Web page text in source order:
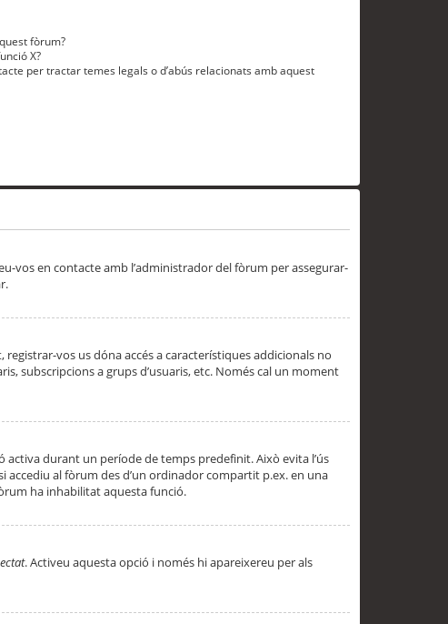
fòrum?
X?
per tractar temes legals o d’abús relacionats amb aquest
vos en contacte amb l’administrador del fòrum per assegurar-
vos us dóna accés a característiques addicionals no
subscripcions a grups d’usuaris, etc. Només cal un moment
durant un període de temps predefinit. Això evita l’ús
accediu al fòrum des d’un ordinador compartit p.ex. en una
ha inhabilitat aquesta funció.
. Activeu aquesta opció i només hi apareixereu per als